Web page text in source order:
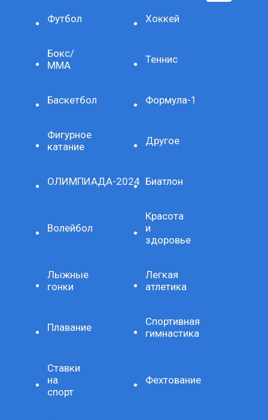
Футбол Хоккей
Бокс/
ММА
Теннис
Баскетбол Формула-1
Фигурное
катание
Другое
ОЛИМПИАДА-2024 Биатлон
Волейбол
Красота
и
здоровье
Лыжные
гонки
Легкая
атлетика
Плавание
Спортивная
гимнастика
Ставки
на
спорт
Фехтование